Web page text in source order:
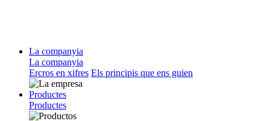
La companyia
La companyia
Ercros en xifres Els principis que ens guien
Productes
Productes